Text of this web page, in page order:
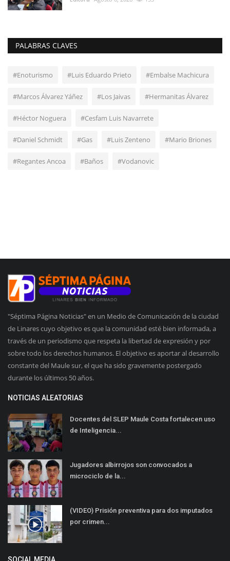
PALABRAS CLAVES
#Enoturismo #Luis Eduardo Prieto #Embalse Machicura
#Marcos Álvarez Yáñez #Los Jaivas #Hermanitas Álvarez
#Héctor Noguera #Cesfam Luis Navarrete
#Daniel Schmidt #Gas #Luis Zenteno #Mario Briones
#Regantes Ancoa #Baños #Vodanovic
"Séptima Página Noticias" en un Medio de Comunicación de la ciudad
de Linares cuyo objetivo es que la comunidad esté bien informada, a
través de un periodismo que respeta la libertad de expresión y por
sobre todo los derechos humanos. El objetivo es aportar al desarrollo
constante del Maule sur, el que ha sido gravemente postergado
durante los últimos 50 años.
NOTICIAS ALEATORIAS
Docentes del SLEP Maule Costa fortalecen uso
de Inteligencia...
Jugadores albirrojos son convocados a
microciclo de la...
(VIDEO) Prisión preventiva para dos imputados
por crimen...
SOCIAL MEDIA